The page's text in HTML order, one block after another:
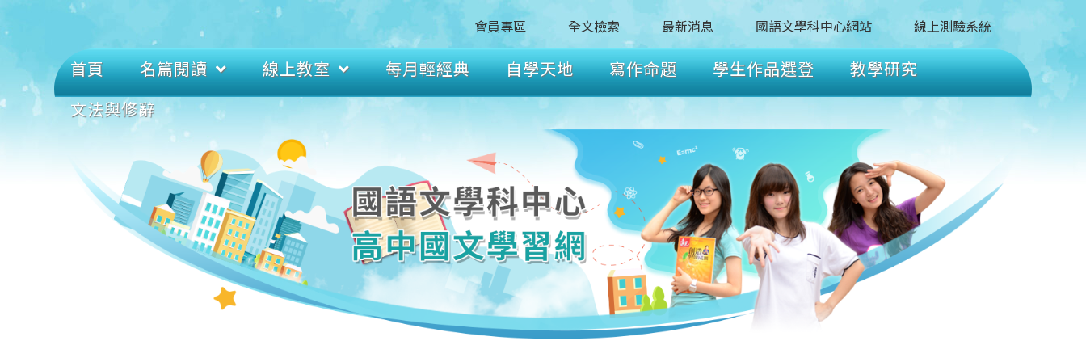
會員專區 全文檢索 最新消息 國語文學科中心網站 線上測驗系統
首頁 名篇閱讀 線上教室 每月輕經典 自學天地 寫作命題 學生作品選登
教學研究
文法與修辭